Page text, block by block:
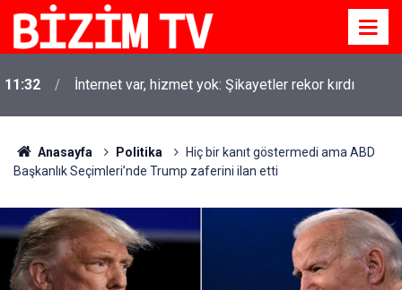
11:32 İnternet var, hizmet yok: Şikayetler rekor kırdı
Anasayfa Politika
Hiç bir kanıt göstermedi ama ABD
Başkanlık Seçimleri’nde Trump zaferini ilan etti